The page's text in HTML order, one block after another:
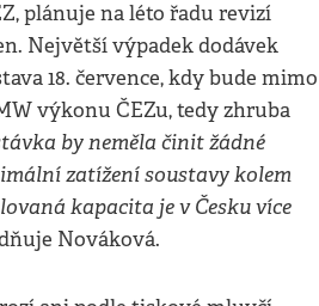
plánuje na léto řadu revizí
Největší výpadek dodávek
18. července, kdy bude mimo
výkonu ČEZu, tedy zhruba
by neměla činit žádné
zatížení soustavy kolem
kapacita je v Česku více
Nováková.